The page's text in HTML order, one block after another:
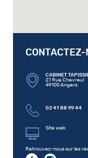
CONTACTEZ-
CABINET
27 Rue Chevreul
49100 Angers
02 41 88 99 44
Site web
Retrouvez-nous sur les